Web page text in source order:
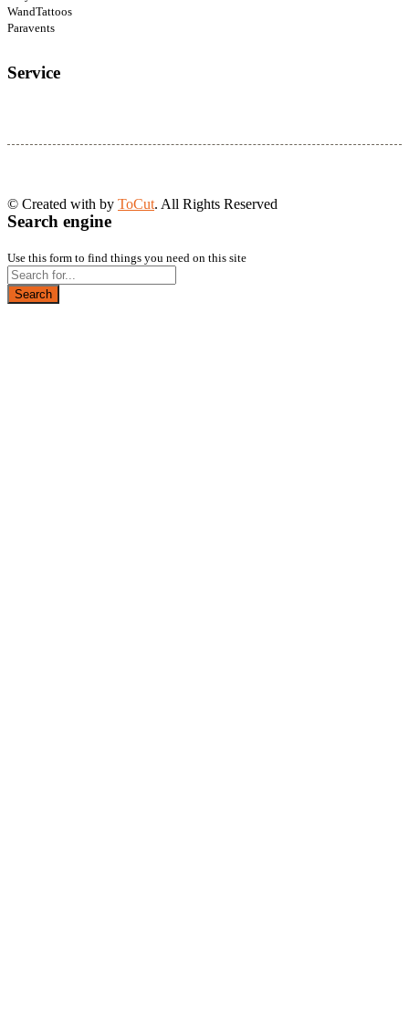
WandTattoos
Paravents
Service
© Created with by ToCut. All Rights Reserved
Search engine
Use this form to find things you need on this site
Search